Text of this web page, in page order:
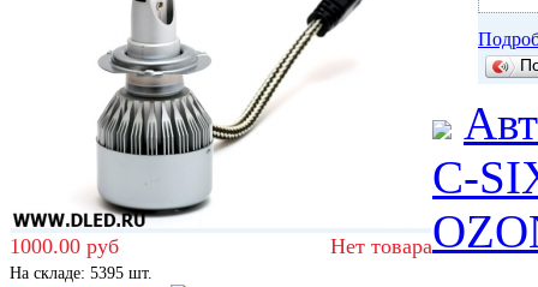
1000.00 руб Нет товара
На складе: 5395 шт.
C-